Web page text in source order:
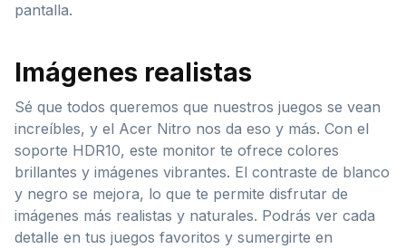
pantalla.
Imágenes realistas
Sé que todos queremos que nuestros juegos se vean
increíbles, y el Acer Nitro nos da eso y más. Con el
soporte HDR10, este monitor te ofrece colores
brillantes y imágenes vibrantes. El contraste de blanco
y negro se mejora, lo que te permite disfrutar de
imágenes más realistas y naturales. Podrás ver cada
detalle en tus juegos favoritos y sumergirte en